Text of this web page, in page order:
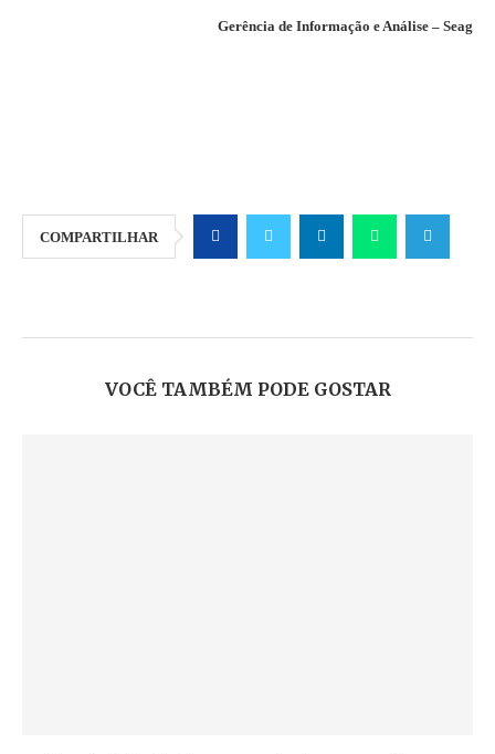
Gerência de Informação e Análise – Seag
COMPARTILHAR
VOCÊ TAMBÉM PODE GOSTAR